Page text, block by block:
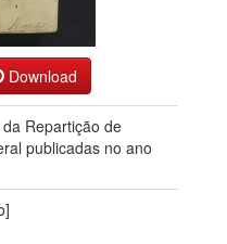
Download
Repartição de
publicadas no ano